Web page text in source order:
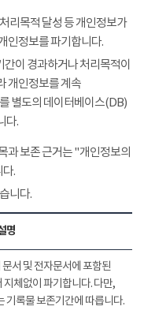
리목적 달성 등 개인정보가
인정보를 파기합니다.
이 경과하거나 처리목적이
개인정보를 계속
별도의 데이터베이스(DB)
다.
과 보존 근거는 "개인정보의
다.
니다.
명
문서 및 전자문서에 포함된
체없이 파기합니다. 다만,
기록물 보존기간에 따릅니다.